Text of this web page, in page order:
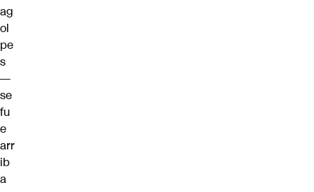
ag
ol
pe
s
—
se
fu
e
arr
ib
a